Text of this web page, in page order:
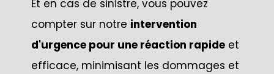
Et en cas de sinistre, vous pouvez
compter sur notre intervention
d'urgence pour une réaction rapide et
efficace, minimisant les dommages et